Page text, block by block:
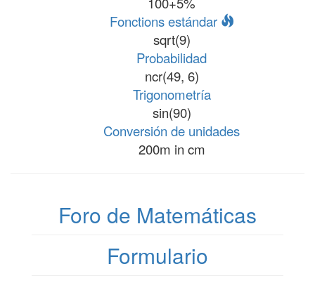
Fonctions estándar
sqrt(9)
Probabilidad
ncr(49, 6)
Trigonometría
sin(90)
Conversión de unidades
200m in cm
Foro de Matemáticas
Formulario